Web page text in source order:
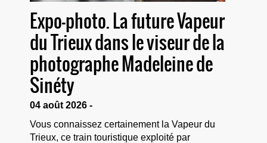
Expo-photo. La future Vapeur
du Trieux dans le viseur de la
photographe Madeleine de
Sinéty
04 août 2026 -
Vous connaissez certainement la Vapeur du
Trieux, ce train touristique exploité par